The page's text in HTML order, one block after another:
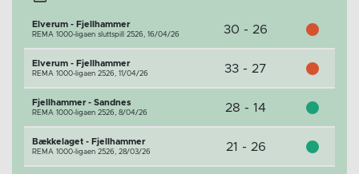
Elverum - Fjellhammer
REMA 1000-ligaen sluttspill 2526, 16/04/26 30 - 26
Elverum - Fjellhammer
REMA 1000-ligaen 2526, 11/04/26 33 - 27
Fjellhammer - Sandnes
REMA 1000-ligaen 2526, 8/04/26 28 - 14
Bækkelaget - Fjellhammer
REMA 1000-ligaen 2526, 28/03/26 21 - 26